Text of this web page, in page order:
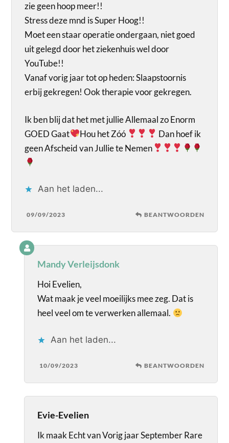
zie geen hoop meer!!
Stress deze mnd is Super Hoog!!
Moet een staar operatie ondergaan, niet goed
uit gelegd door het ziekenhuis wel door
YouTube!!
Vanaf vorig jaar tot op heden: Slaapstoornis
erbij gekregen! Ook therapie voor gekregen.
Ik ben blij dat het met jullie Allemaal zo Enorm
GOED Gaat
Hou het Zóó
Dan hoef ik
geen Afscheid van Jullie te Nemen
Aan het laden...
09/09/2023 BEANTWOORDEN
Mandy Verleijsdonk
Hoi Evelien,
Wat maak je veel moeilijks mee zeg. Dat is
heel veel om te verwerken allemaal.
Aan het laden...
10/09/2023 BEANTWOORDEN
Evie-Evelien
Ik maak Echt van Vorig jaar September Rare